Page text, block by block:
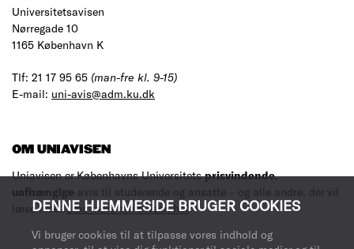
DENNE HJEMMESIDE BRUGER COOKIES
Vi bruger cookies til at tilpasse vores indhold og
Universitetsavisen
Nørregade 10
1165 København K
Tlf: 21 17 95 65 (man-fre kl. 9-15)
E-mail: uni-avis@adm.ku.dk
OM UNIAVISEN
Uniavisen er Københavns Universitetsprisvindende,
uafhængige avis til studerende og ansatte – og alle andre, der vil
læse med.Læs mere om avisen her.